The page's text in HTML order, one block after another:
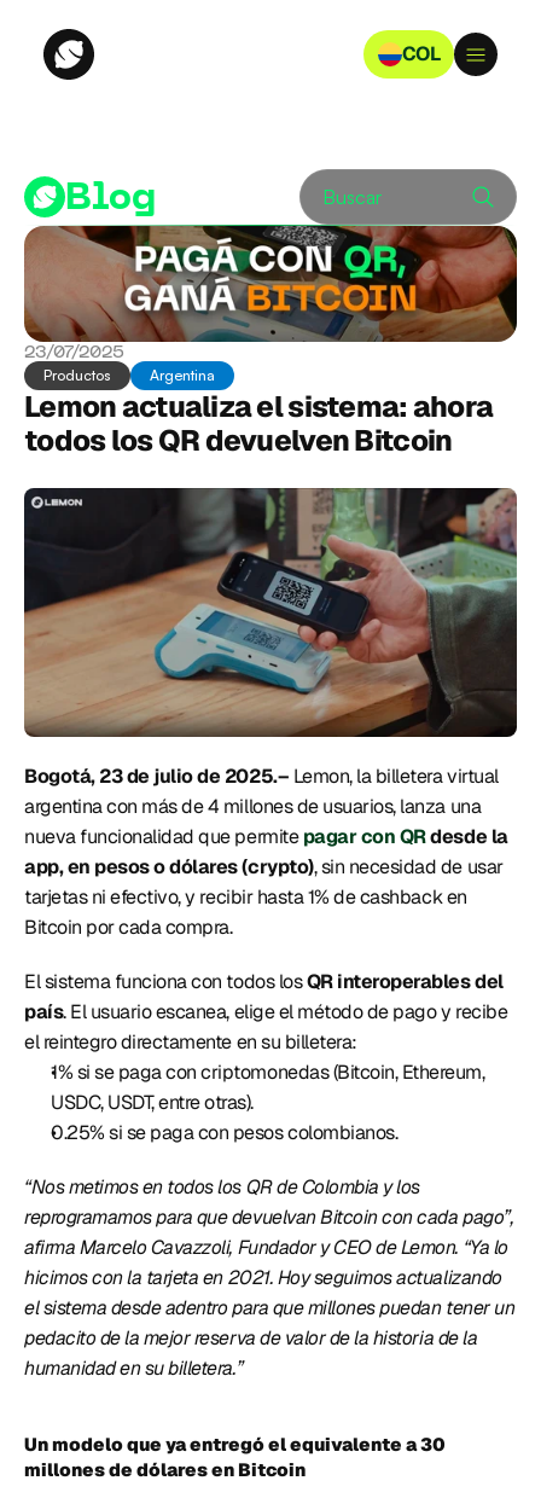
COL
Blog Buscar
23/07/2025
Productos Argentina
Lemon actualiza el sistema: ahora
todos los QR devuelven Bitcoin
Bogotá, 23 de julio de 2025.– Lemon, la billetera virtual
argentina con más de 4 millones de usuarios, lanza una
nueva funcionalidad que permite pagar con QR desde la
app, en pesos o dólares (crypto), sin necesidad de usar
tarjetas ni efectivo, y recibir hasta 1% de cashback en
Bitcoin por cada compra.
El sistema funciona con todos los QR interoperables del
país. El usuario escanea, elige el método de pago y recibe
el reintegro directamente en su billetera:
1% si se paga con criptomonedas (Bitcoin, Ethereum,
USDC, USDT, entre otras).
0.25% si se paga con pesos colombianos.
“Nos metimos en todos los QR de Colombia y los
reprogramamos para que devuelvan Bitcoin con cada pago”,
afirma Marcelo Cavazzoli, Fundador y CEO de Lemon. “Ya lo
hicimos con la tarjeta en 2021. Hoy seguimos actualizando
el sistema desde adentro para que millones puedan tener un
pedacito de la mejor reserva de valor de la historia de la
humanidad en su billetera.”
Un modelo que ya entregó el equivalente a 30
millones de dólares en Bitcoin